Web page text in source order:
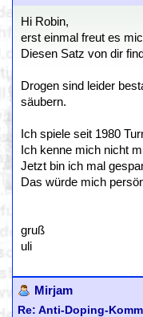
Hi Robin,
erst einmal freut es
Diesen Satz von dir
Drogen sind leider
säubern.
Ich spiele seit 1980
Ich kenne mich nicht
Jetzt bin ich mal
Das würde mich
gruß
uli
Mirjam
Re: Anti-Doping-